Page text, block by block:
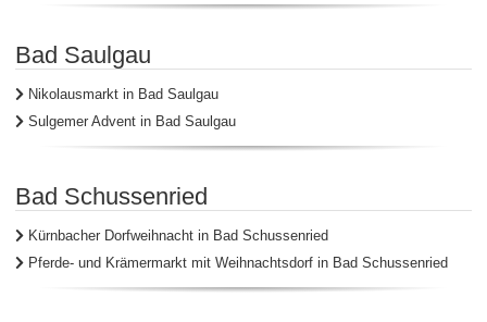
Bad Saulgau
Nikolausmarkt in Bad Saulgau
Sulgemer Advent in Bad Saulgau
Bad Schussenried
Kürnbacher Dorfweihnacht in Bad Schussenried
Pferde- und Krämermarkt mit Weihnachtsdorf in Bad Schussenried